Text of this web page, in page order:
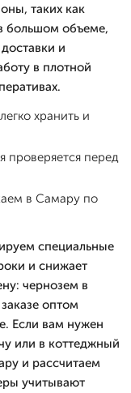
таких как
большом объеме,
и
в плотной
хранить и
проверяется перед
в Самару по
специальные
и снижает
чернозем в
оптом
Если вам нужен
или в коттеджный
и рассчитаем
учитывают